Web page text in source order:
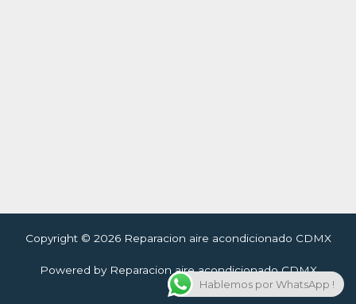
Copyright © 2026 Reparacion aire acondicionado CDMX
Powered by Reparacion aire acondicionado CDMX
Hablemos por WhatsApp !